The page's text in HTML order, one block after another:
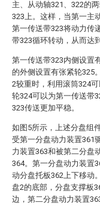
主、从动轴321、322的
323上。这样，当第一主
第一传送带323将动力传
带323循环转动，从而达
第一传送带323内侧设置
的外侧设置有张紧轮325
2较重时，利用滚筒324
轮324可以为第一传送带
323传送更加平稳。
如图5所示，上述分盘组
受第一分盘动力装置361
力装置363和被第二分盘
364。第一分盘动力装置
动分盘托板362上下移动
盘2的底部，分盘支撑板
边，第二分盘动力装置